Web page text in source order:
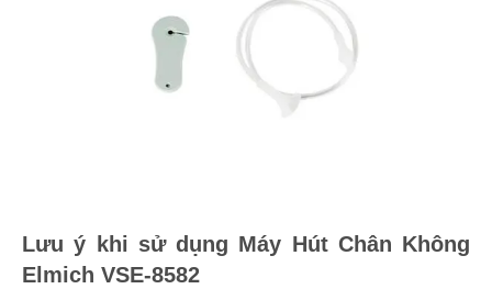
Lưu ý khi sử dụng Máy Hút Chân Không
Elmich VSE-8582